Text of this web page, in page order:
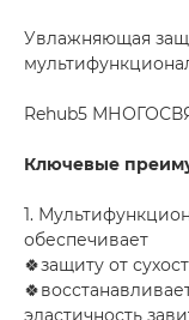
Увлажняющая
Rehub5
Ключевые
1.
обеспечивает
🍀защиту от
эластичность